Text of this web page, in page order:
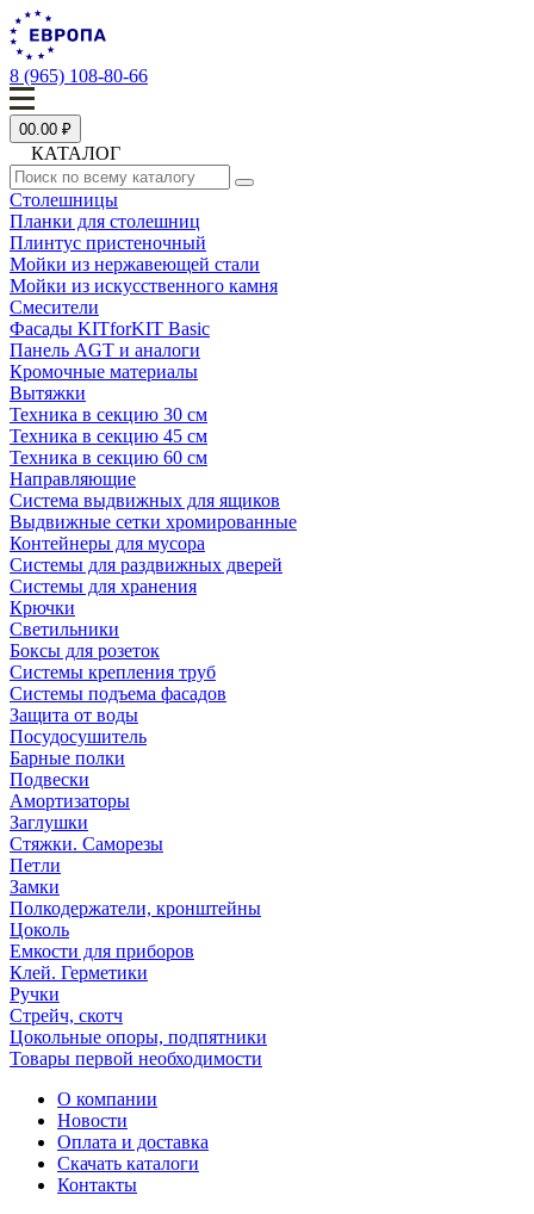
8 (965) 108-80-66
00.00 ₽
КАТАЛОГ
Столешницы
Планки для столешниц
Плинтус пристеночный
Мойки из нержавеющей стали
Мойки из искусственного камня
Смесители
Фасады KITforKIT Basic
Панель AGT и аналоги
Кромочные материалы
Вытяжки
Техника в секцию 30 см
Техника в секцию 45 см
Техника в секцию 60 см
Направляющие
Система выдвижных для ящиков
Выдвижные сетки хромированные
Контейнеры для мусора
Системы для раздвижных дверей
Системы для хранения
Крючки
Светильники
Боксы для розеток
Системы крепления труб
Системы подъема фасадов
Защита от воды
Посудосушитель
Барные полки
Подвески
Амортизаторы
Заглушки
Стяжки. Саморезы
Петли
Замки
Полкодержатели, кронштейны
Цоколь
Емкости для приборов
Клей. Герметики
Ручки
Стрейч, скотч
Цокольные опоры, подпятники
Товары первой необходимости
О компании
Новости
Оплата и доставка
Скачать каталоги
Контакты